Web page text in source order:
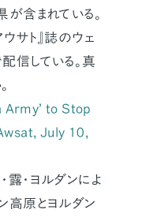
が含まれている。
サト』誌のウェ
信している。真
to Stop
, July 10,
露・ヨルダンによ
高原とヨルダン